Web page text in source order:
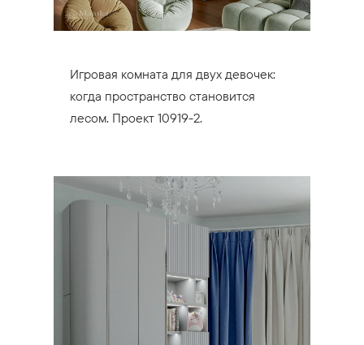
Игровая комната для двух девочек:
когда пространство становится
лесом. Проект 10919-2.